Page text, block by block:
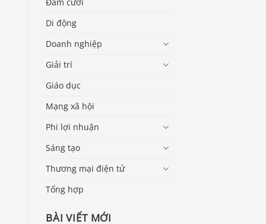
Di động
Doanh nghiệp
Giải trí
Giáo dục
Mạng xã hội
Phi lợi nhuận
Sáng tạo
Thương mại điện tử
Tổng hợp
BÀI VIẾT MỚI